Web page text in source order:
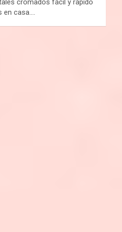
cromados fácil y rápido
en casa.…